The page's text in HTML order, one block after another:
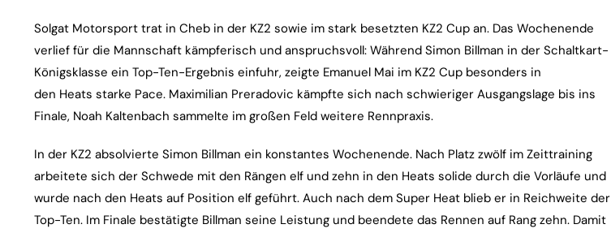
Solgat Motorsport trat in Cheb in der KZ2 sowie im stark besetzten KZ2 Cup an. Das Wochenende
verlief für die Mannschaft kämpferisch und anspruchsvoll: Während Simon Billman in der Schaltkart-
Königsklasse ein Top-Ten-Ergebnis einfuhr, zeigte Emanuel Mai im KZ2 Cup besonders in
den Heats starke Pace. Maximilian Preradovic kämpfte sich nach schwieriger Ausgangslage bis ins
Finale, Noah Kaltenbach sammelte im großen Feld weitere Rennpraxis.
In der KZ2 absolvierte Simon Billman ein konstantes Wochenende. Nach Platz zwölf im Zeittraining
arbeitete sich der Schwede mit den Rängen elf und zehn in den Heats solide durch die Vorläufe und
wurde nach den Heats auf Position elf geführt. Auch nach dem Super Heat blieb er in Reichweite der
Top-Ten. Im Finale bestätigte Billman seine Leistung und beendete das Rennen auf Rang zehn. Damit